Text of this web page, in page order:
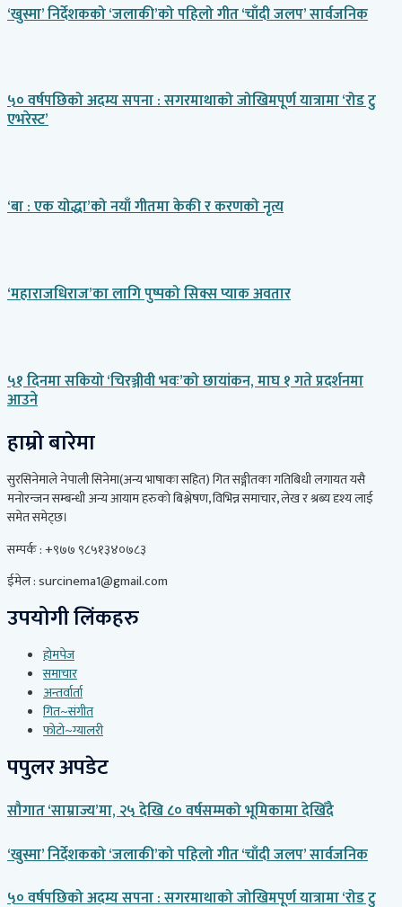
‘खुस्मा’ निर्देशकको ‘जलाकी’को पहिलो गीत ‘चाँदी जलप’ सार्वजनिक
५० वर्षपछिको अदम्य सपना : सगरमाथाको जोखिमपूर्ण यात्रामा ‘रोड टु
एभरेस्ट’
‘बा : एक योद्धा’को नयाँ गीतमा केकी र करणको नृत्य
‘महाराजधिराज’का लागि पुष्पको सिक्स प्याक अवतार
५१ दिनमा सकियो ‘चिरञ्जीवी भवः’को छायांकन, माघ १ गते प्रदर्शनमा
आउने
हाम्रो बारेमा
सुरसिनेमाले नेपाली सिनेमा(अन्य भाषाका सहित) गित सङ्गीतका गतिबिधी लगायत यसै
मनोरन्जन सम्बन्धी अन्य आयाम हरुको बिश्लेषण, विभिन्न समाचार, लेख र श्रब्य दृश्य लाई
समेत समेट्छ।
सम्पर्क : +९७७ ९८५१३४०७८३
ईमेल : surcinema1@gmail.com
उपयोगी लिंकहरु
होमपेज
समाचार
अन्तर्वार्ता
गित~संगीत
फोटो~ग्यालरी
पपुलर अपडेट
सौगात ‘साम्राज्य’मा, २५ देखि ८० वर्षसम्मको भूमिकामा देखिँदै
‘खुस्मा’ निर्देशकको ‘जलाकी’को पहिलो गीत ‘चाँदी जलप’ सार्वजनिक
५० वर्षपछिको अदम्य सपना : सगरमाथाको जोखिमपूर्ण यात्रामा ‘रोड टु